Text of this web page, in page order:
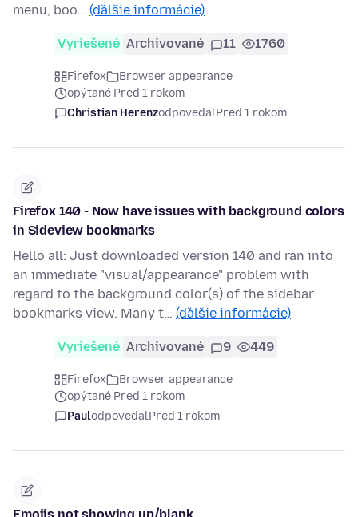
menu, boo… (ďalšie informácie)
Vyriešené Archivované 11 1760
Firefox
Browser appearance
opýtané Pred 1 rokom
Christian HerenzodpovedalPred 1 rokom
Firefox 140 - Now have issues with background colors
in Sideview bookmarks
Hello all: Just downloaded version 140 and ran into
an immediate "visual/appearance" problem with
regard to the background color(s) of the sidebar
bookmarks view. Many t… (ďalšie informácie)
Vyriešené Archivované 9 449
Firefox
Browser appearance
opýtané Pred 1 rokom
PaulodpovedalPred 1 rokom